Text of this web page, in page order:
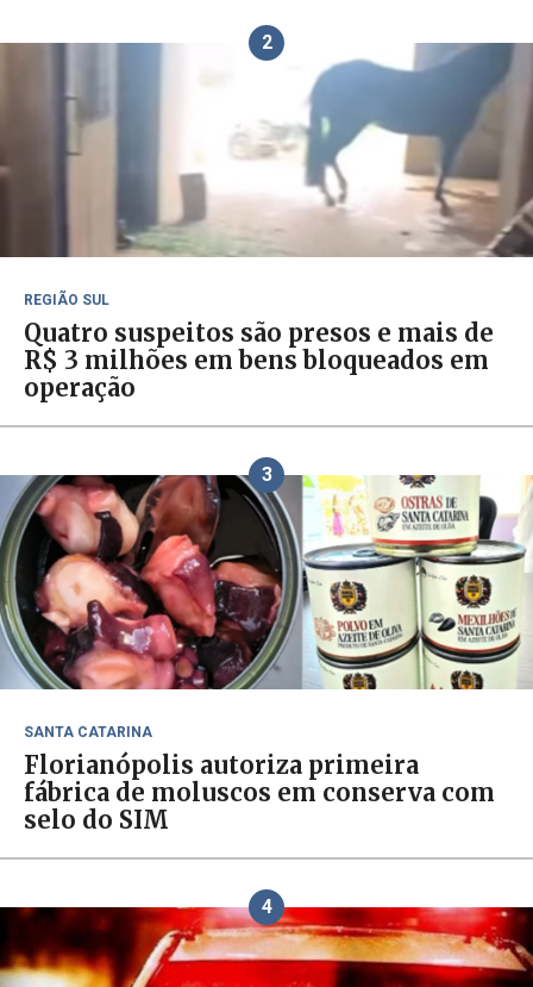
2
REGIÃO SUL
Quatro suspeitos são presos e mais de
R$ 3 milhões em bens bloqueados em
operação
3
SANTA CATARINA
Florianópolis autoriza primeira
fábrica de moluscos em conserva com
selo do SIM
4